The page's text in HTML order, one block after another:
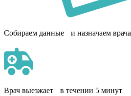
Собираем данные и назначаем врача
Врач выезжает в течении 5 минут